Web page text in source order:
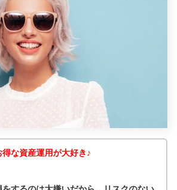
な資産運用が大好き♪